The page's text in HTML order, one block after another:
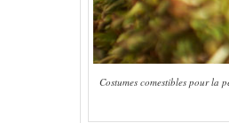
Costumes comestibles pour la